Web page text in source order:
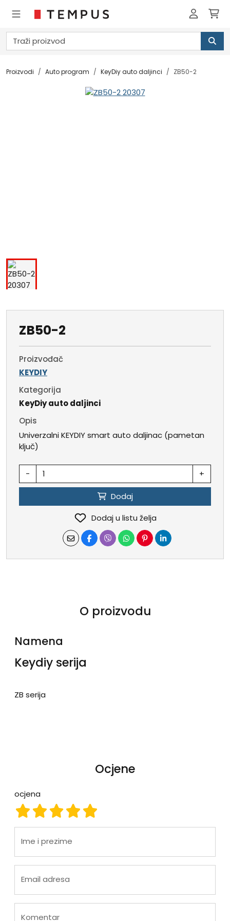
Proizvodi Auto program KeyDiy auto daljinci ZB50-2
ZB50-2
Proizvođač
KEYDIY
Kategorija
KeyDiy auto daljinci
Opis
Univerzalni KEYDIY smart auto daljinac (pametan
ključ)
- +
Dodaj
Dodaj u listu želja
O proizvodu
Namena
Keydiy serija
ZB serija
Ocjene
ocjena
ocjena 5
ocjena 4
ocjena 3
ocjena 2
ocjena 1
Ime i prezime
Email adresa
Komentar